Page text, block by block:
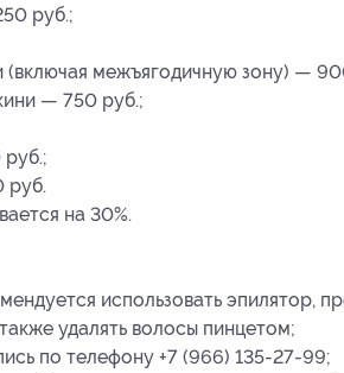
руб.;
(включая межъягодичную зону) —
— 750 руб.;
руб.
на 30%.
использовать эпилятор,
удалять волосы пинцетом;
по телефону +7 (966) 135-27-99;